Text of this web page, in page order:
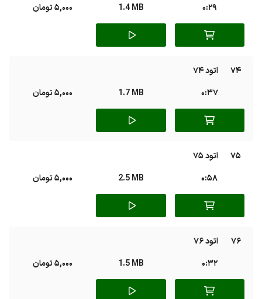
0:29
1.4 MB 5,000 تومان
74
اتود 74
0:37
1.7 MB 5,000 تومان
75
اتود 75
0:58
2.5 MB 5,000 تومان
76
اتود 76
0:32
1.5 MB 5,000 تومان